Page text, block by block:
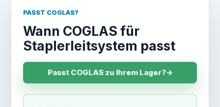
PASST COGLAS?
Wann COGLAS für
Staplerleitsystem passt
Passt COGLAS zu Ihrem Lager?→